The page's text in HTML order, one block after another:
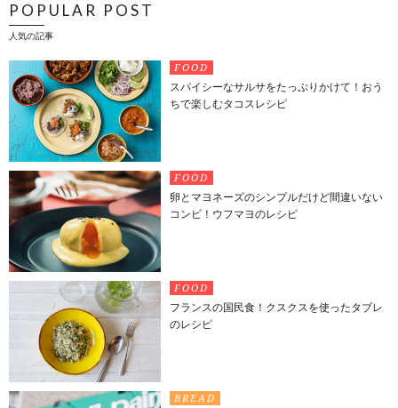
POPULAR POST
人気の記事
FOOD
スパイシーなサルサをたっぷりかけて！おう
ちで楽しむタコスレシピ
FOOD
卵とマヨネーズのシンプルだけど間違いない
コンビ！ウフマヨのレシピ
FOOD
フランスの国民食！クスクスを使ったタブレ
のレシピ
BREAD